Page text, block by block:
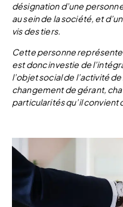
désignation d’une
au sein de la société, et
vis des tiers.
Cette personne représente
est donc investie de
l’objet social de l’activité
changement de gérant,
particularités qu’il convient